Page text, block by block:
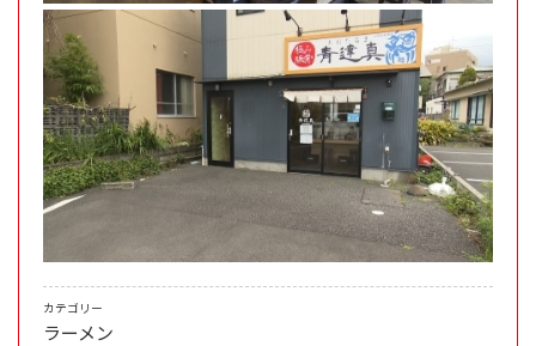
カテゴリー
ラーメン